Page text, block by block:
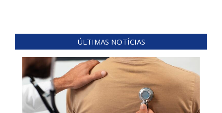
ÚLTIMAS NOTÍCIAS